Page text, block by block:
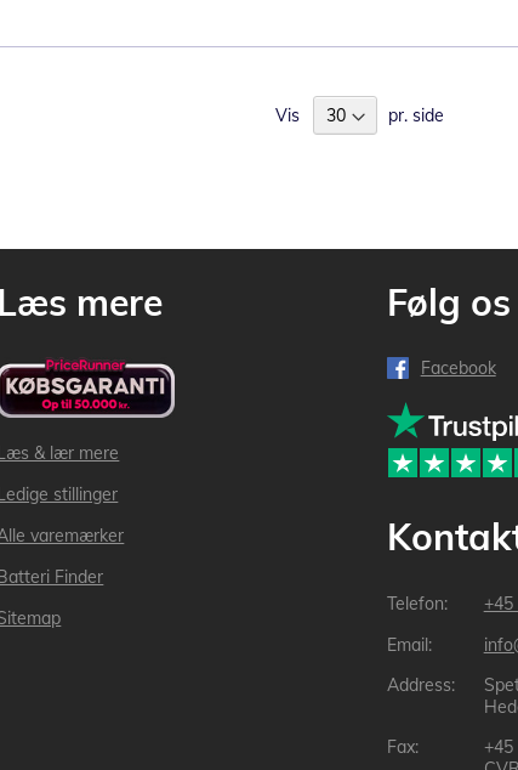
Vis pr. side
Læs mere
& lær mere
stillinger
varemærker
Finder
Følg os
Facebook
+45
+45